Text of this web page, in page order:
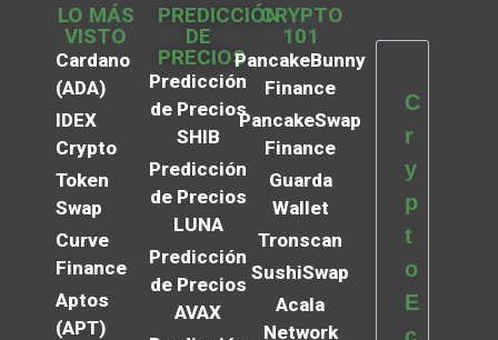
LO MÁS
VISTO
Cardano
(ADA)
IDEX
Crypto
Token
Swap
Curve
Finance
Aptos
(APT)
PREDICCIÓN
DE
PRECIOS
Predicción
de Precios
SHIB
Predicción
de Precios
LUNA
Predicción
de Precios
AVAX
CRYPTO
101
PancakeBunny
Finance
PancakeSwap
Finance
Guarda
Wallet
Tronscan
SushiSwap
Acala
Network
C
r
y
p
t
o
E